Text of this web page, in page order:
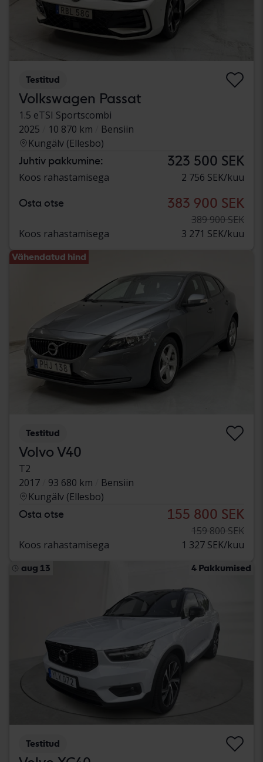
Testitud
Volkswagen Passat
1.5 eTSI Sportscombi
2025
10 870 km
Bensiin
Kungälv (Ellesbo)
Juhtiv pakkumine: 323 500 SEK
Koos rahastamisega 2 756 SEK/kuu
Osta otse 383 900 SEK
389 900 SEK
Koos rahastamisega
3 271 SEK/kuu
Vähendatud hind
Testitud
Volvo V40
T2
2017
93 680 km
Bensiin
Kungälv (Ellesbo)
Osta otse 155 800 SEK
159 800 SEK
Koos rahastamisega
1 327 SEK/kuu
aug 13 4 Pakkumised
Testitud